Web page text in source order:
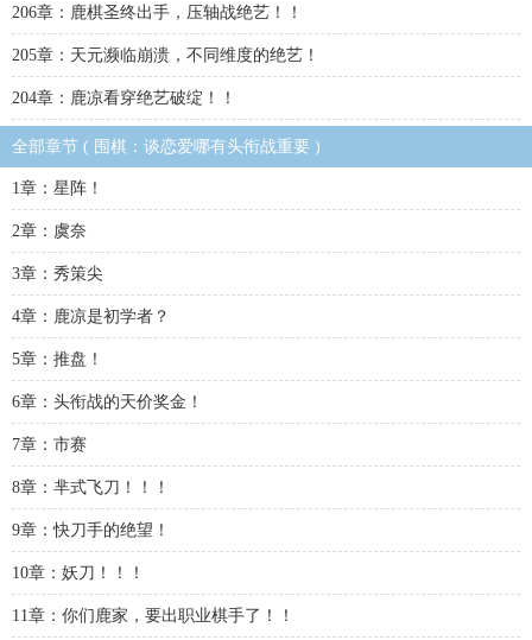
206章：鹿棋圣终出手，压轴战绝艺！！
205章：天元濒临崩溃，不同维度的绝艺！
204章：鹿凉看穿绝艺破绽！！
全部章节 ( 围棋：谈恋爱哪有头衔战重要 )
1章：星阵！
2章：虞奈
3章：秀策尖
4章：鹿凉是初学者？
5章：推盘！
6章：头衔战的天价奖金！
7章：市赛
8章：芈式飞刀！！！
9章：快刀手的绝望！
10章：妖刀！！！
11章：你们鹿家，要出职业棋手了！！